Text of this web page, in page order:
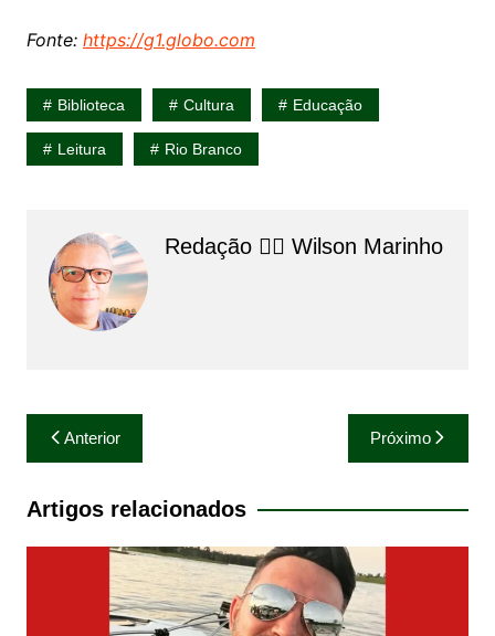
Fonte: https://g1.globo.com
Biblioteca Cultura Educação
Leitura Rio Branco
Redação 👨‍⚖️​ Wilson Marinho
Navegação
de
Post
Anterior Próximo
Artigos relacionados